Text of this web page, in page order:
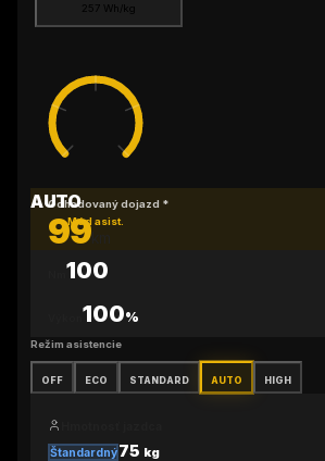
257 Wh/kg
AUTO
Mód asist.
Odhadovaný dojazd *
99
100
100%
Režim asistencie
OFF ECO STANDARD AUTO HIGH
Štandardný75 kg